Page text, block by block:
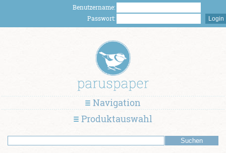
Benutzername:
Passwort:
Navigation
Produktauswahl